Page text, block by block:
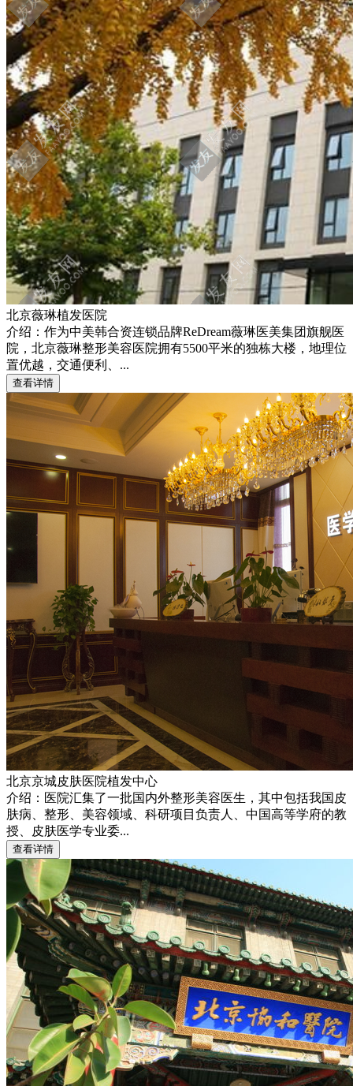
北京薇琳植发医院
介绍：作为中美韩合资连锁品牌ReDream薇琳医美集团旗舰医
院，北京薇琳整形美容医院拥有5500平米的独栋大楼，地理位
置优越，交通便利、...
北京京城皮肤医院植发中心
介绍：医院汇集了一批国内外整形美容医生，其中包括我国皮
肤病、整形、美容领域、科研项目负责人、中国高等学府的教
授、皮肤医学专业委...